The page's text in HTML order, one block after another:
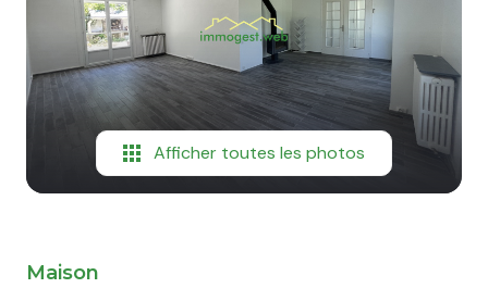
Afficher toutes les photos
Maison